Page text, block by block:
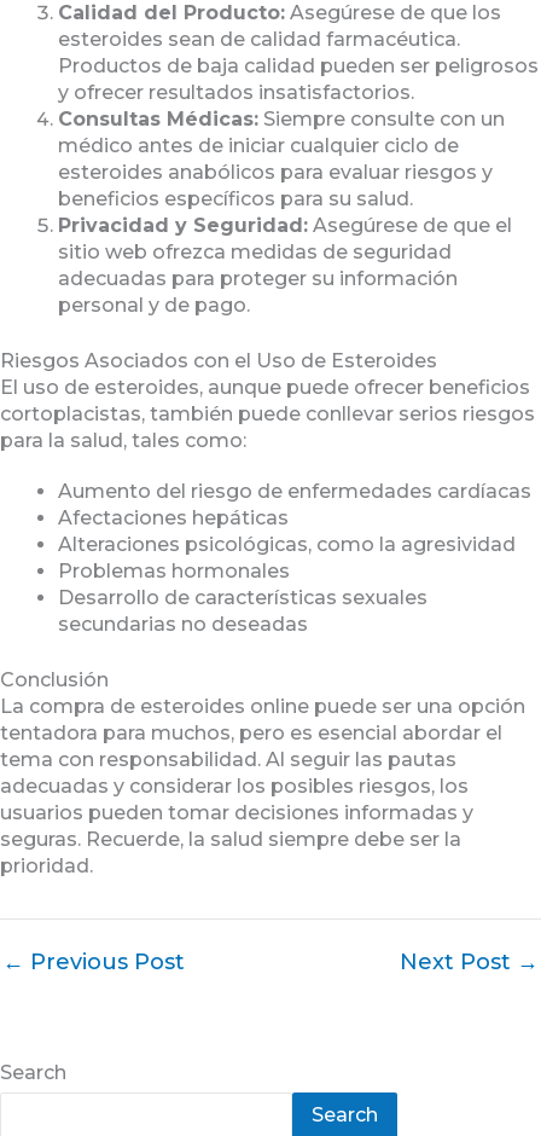
Calidad del Producto: Asegúrese de que los
esteroides sean de calidad farmacéutica.
Productos de baja calidad pueden ser peligrosos
y ofrecer resultados insatisfactorios.
Consultas Médicas: Siempre consulte con un
médico antes de iniciar cualquier ciclo de
esteroides anabólicos para evaluar riesgos y
beneficios específicos para su salud.
Privacidad y Seguridad: Asegúrese de que el
sitio web ofrezca medidas de seguridad
adecuadas para proteger su información
personal y de pago.
Riesgos Asociados con el Uso de Esteroides
El uso de esteroides, aunque puede ofrecer beneficios
cortoplacistas, también puede conllevar serios riesgos
para la salud, tales como:
Aumento del riesgo de enfermedades cardíacas
Afectaciones hepáticas
Alteraciones psicológicas, como la agresividad
Problemas hormonales
Desarrollo de características sexuales
secundarias no deseadas
Conclusión
La compra de esteroides online puede ser una opción
tentadora para muchos, pero es esencial abordar el
tema con responsabilidad. Al seguir las pautas
adecuadas y considerar los posibles riesgos, los
usuarios pueden tomar decisiones informadas y
seguras. Recuerde, la salud siempre debe ser la
prioridad.
← Previous Post Next Post →
Search
Search